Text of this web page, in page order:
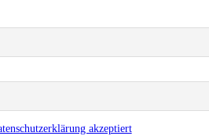
akzeptiert